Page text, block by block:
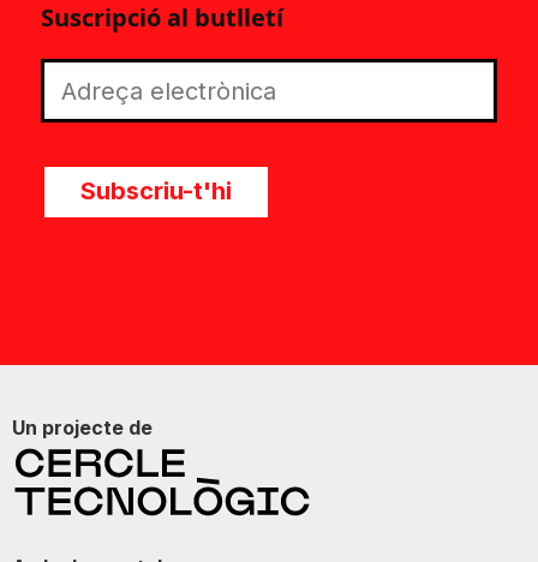
Suscripció al butlletí
Subscriu-t'hi
Un projecte de